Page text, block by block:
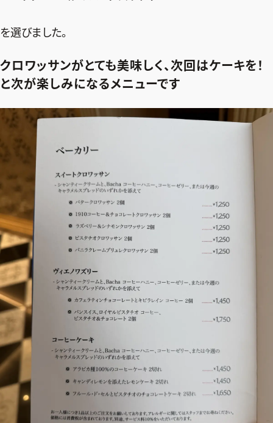
を選びました。
クロワッサンがとても美味しく、次回はケーキを！
と次が楽しみになるメニューです